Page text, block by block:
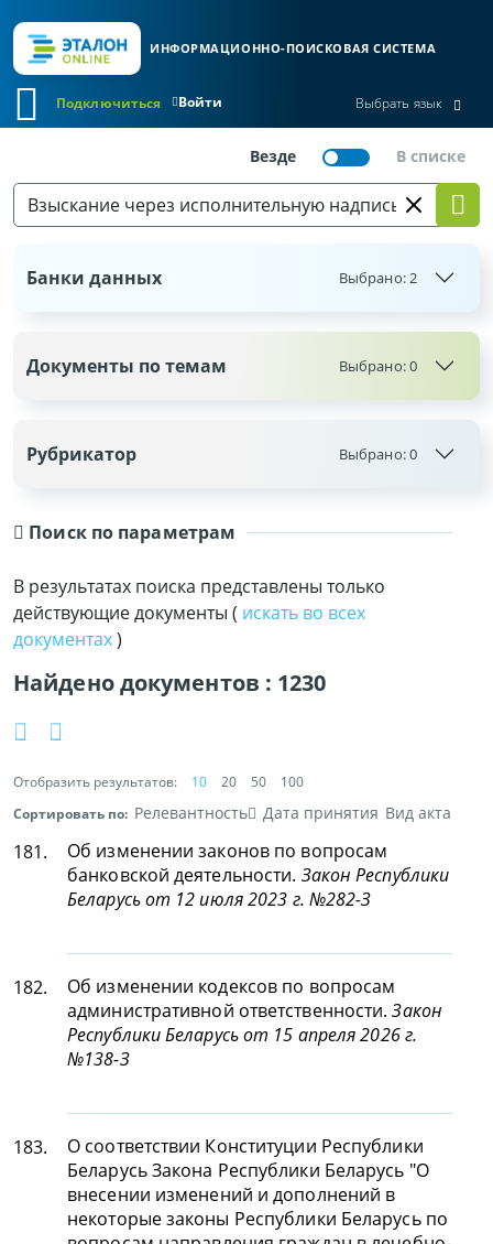
ИНФОРМАЦИОННО-ПОИСКОВАЯ СИСТЕМА
Войти
Подключиться Выбрать язык
Поиск по параметрам
В результатах поиска представлены только
действующие документы ( искать во всех
документах)
Найдено документов : 1230
Отобразить результатов: 10 20 50
100
Сортировать по: Релевантность Дата принятия Вид акта
181.
Об изменении законов по вопросам
банковской деятельности. Закон Республики
Беларусь от 12 июля 2023 г. №282-З
182.
Об изменении кодексов по вопросам
административной ответственности.Закон
Республики Беларусь от 15 апреля 2026 г.
№138-З
183.
О соответствии Конституции Республики
Беларусь Закона Республики Беларусь "О
внесении изменений и дополнений в
некоторые законы Республики Беларусь по
Банки данных Выбрано:2
Документы по темам Выбрано:0
Рубрикатор Выбрано:0